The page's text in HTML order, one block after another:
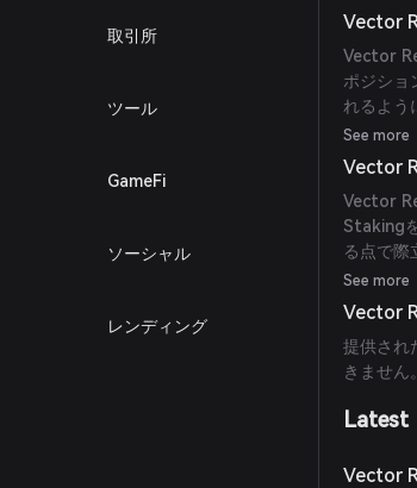
取引所
ツール
GameFi
ソーシャル
レンディング
機会を向
Vector
Vector
ポジシ
れるよう
には
See more
Vector
Vector
Staking
る点で際
ることで
See more
Vector
提供され
きません。
Latest
Vector